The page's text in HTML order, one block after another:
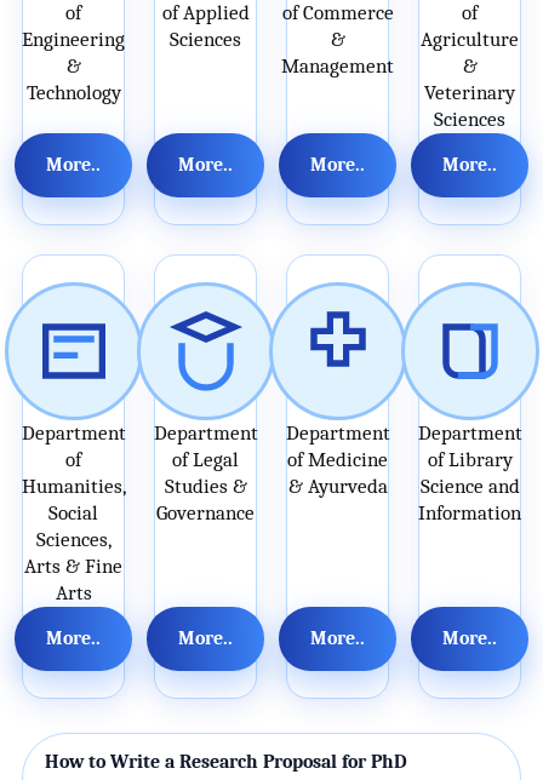
of
Engineering
&
Technology
More..
of Applied
Sciences
More..
of Commerce
&
Management
More..
of
Agriculture
&
Veterinary
Sciences
More..
Department
of
Humanities,
Social
Sciences,
Arts & Fine
Arts
More..
Department
of Legal
Studies &
Governance
More..
Department
of Medicine
& Ayurveda
More..
Department
of Library
Science and
Information
More..
How to Write a Research Proposal for PhD